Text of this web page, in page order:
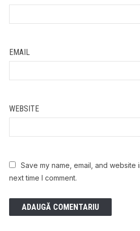
EMAIL
WEBSITE
Save my name, email, and website
next time I comment.